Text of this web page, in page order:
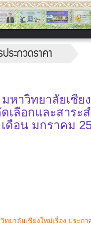
ระกวดราคา
าวิทยาลัยเชีย
เลือกและสาร
ดือน มกราคม
ยาลัยเชียงใหม่เรื่อง ประ